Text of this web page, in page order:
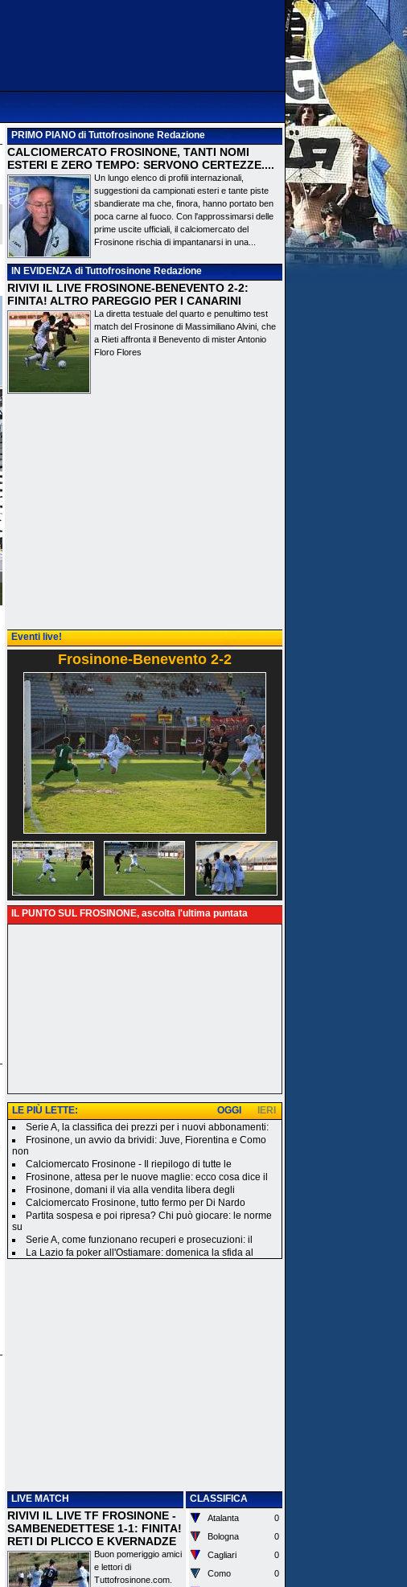
PRIMO PIANOdi Tuttofrosinone Redazione
CALCIOMERCATO FROSINONE, TANTI NOMI
ESTERI E ZERO TEMPO: SERVONO CERTEZZE....
Un lungo elenco di profili internazionali,
suggestioni da campionati esteri e tante piste
sbandierate ma che, finora, hanno portato ben
poca carne al fuoco. Con l'approssimarsi delle
prime uscite ufficiali, il calciomercato del
Frosinone rischia di impantanarsi in una...
IN EVIDENZAdi Tuttofrosinone Redazione
RIVIVI IL LIVE FROSINONE-BENEVENTO 2-2:
FINITA! ALTRO PAREGGIO PER I CANARINI
La diretta testuale del quarto e penultimo test
match del Frosinone di Massimiliano Alvini, che
a Rieti affronta il Benevento di mister Antonio
Floro Flores
Eventi live!
Frosinone-Benevento 2-2
IL PUNTO SUL FROSINONE, ascolta l'ultima puntata
LE PIÙ LETTE: IERI
OGGI
Serie A, la classifica dei prezzi per i nuovi abbonamenti:
Frosinone, un avvio da brividi: Juve, Fiorentina e Como
non
Calciomercato Frosinone - Il riepilogo di tutte le
Frosinone, attesa per le nuove maglie: ecco cosa dice il
Frosinone, domani il via alla vendita libera degli
Calciomercato Frosinone, tutto fermo per Di Nardo
Partita sospesa e poi ripresa? Chi può giocare: le norme
su
Serie A, come funzionano recuperi e prosecuzioni: il
La Lazio fa poker all'Ostiamare: domenica la sfida al
LIVE MATCH
RIVIVI IL LIVE TF FROSINONE -
SAMBENEDETTESE 1-1: FINITA!
RETI DI PLICCO E KVERNADZE
Buon pomeriggio amici
e lettori di
Tuttofrosinone.com.
CLASSIFICA
Atalanta
0
Bologna
0
Cagliari
0
Como
0